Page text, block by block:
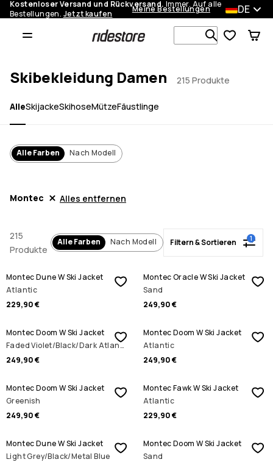
Kostenloser Versand und Rückversand. Immer. Auf alle
Bestellungen. Jetzt kaufen Meine Bestellungen DE
Filtern & Sortieren
Skibekleidung Damen 215 Produkte
AlleSkijackeSkihoseMützeFäustlinge
Alle Farben Nach Modell
Montec Alles entfernen
215
Produkte
Alle Farben Nach Modell Filtern & Sortieren 1
Montec Dune W Ski Jacket
Atlantic
229,90 €
Montec Oracle W Ski Jacket
Sand
249,90 €
Montec Doom W Ski Jacket
Faded Violet/Black/Dark Atlantic
249,90 €
Montec Doom W Ski Jacket
Atlantic
249,90 €
Montec Doom W Ski Jacket
Greenish
249,90 €
Montec Fawk W Ski Jacket
Atlantic
229,90 €
SALE
Montec Dune W Ski Jacket
Light Grey/Black/Metal Blue
Montec Doom W Ski Jacket
Sand